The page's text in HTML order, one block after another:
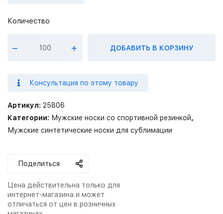
– + ДОБАВИТЬ В КОРЗИНУ
Консультация по этому товару
Артикул: 25806
Категории: Мужские носки со спортивной резинкой,
Мужские синтетические носки для сублимации
Поделиться
Цена действительна только для
интернет-магазина и может
отличаться от цен в розничных